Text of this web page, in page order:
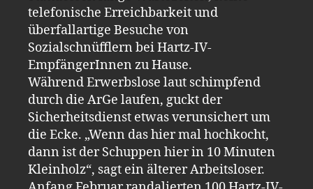
telefonische Erreichbarkeit und
überfallartige Besuche von
Sozialschnüfflern bei Hartz-IV-
EmpfängerInnen zu Hause.
Während Erwerbslose laut schimpfend
durch die ArGe laufen, guckt der
Sicherheitsdienst etwas verunsichert um
die Ecke. „Wenn das hier mal hochkocht,
dann ist der Schuppen hier in 10 Minuten
Kleinholz“, sagt ein älterer Arbeitsloser.